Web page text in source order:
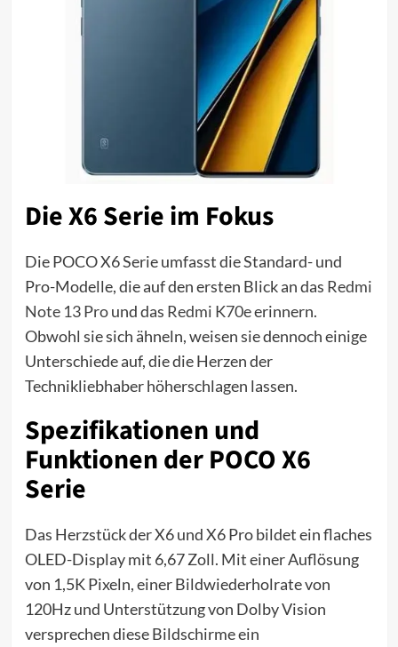
Die X6 Serie im Fokus
Die POCO X6 Serie umfasst die Standard- und
Pro-Modelle, die auf den ersten Blick an das Redmi
Note 13 Pround das Redmi K70eerinnern.
Obwohl sie sich ähneln, weisen sie dennoch einige
Unterschiede auf, die die Herzen der
Technikliebhaber höherschlagen lassen.
Spezifikationen und
Funktionen der POCO X6
Serie
Das Herzstück der X6 und X6 Pro bildet ein flaches
OLED-Display mit 6,67 Zoll. Mit einer Auflösung
von 1,5K Pixeln, einer Bildwiederholrate von
120Hz und Unterstützung von Dolby Vision
versprechen diese Bildschirme ein